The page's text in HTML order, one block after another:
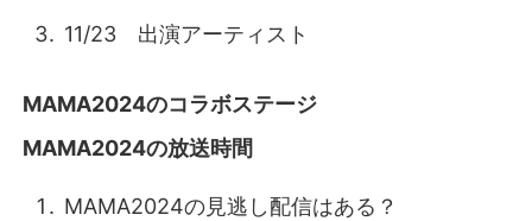
11/23 出演アーティスト
MAMA2024のコラボステージ
MAMA2024の放送時間
MAMA2024の見逃し配信はある？